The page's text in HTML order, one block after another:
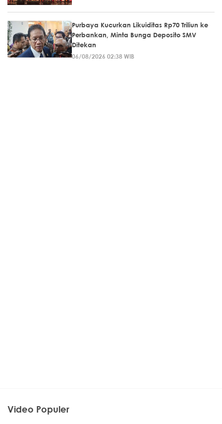
Purbaya Kucurkan Likuiditas Rp70 Triliun ke
Perbankan, Minta Bunga Deposito SMV
Ditekan
06/08/2026 02:38 WIB
Video Populer